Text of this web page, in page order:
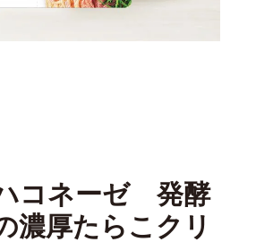
コネーゼ 発酵
濃厚たらこクリ